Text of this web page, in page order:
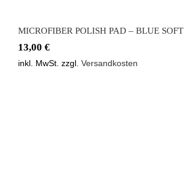
MICROFIBER POLISH PAD – BLUE SOFT
13,00 €
inkl. MwSt. zzgl. Versandkosten